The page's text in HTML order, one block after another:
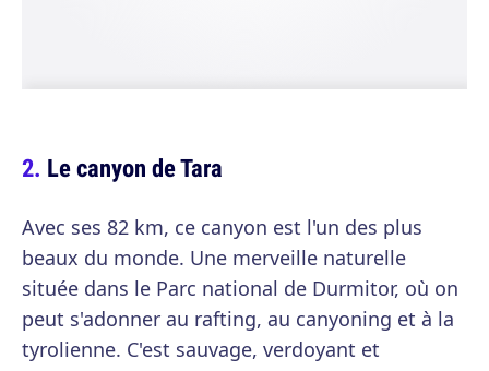
Le canyon de Tara
Avec ses 82 km, ce canyon est l'un des plus
beaux du monde. Une merveille naturelle
située dans le Parc national de Durmitor, où on
peut s'adonner au rafting, au canyoning et à la
tyrolienne. C'est sauvage, verdoyant et